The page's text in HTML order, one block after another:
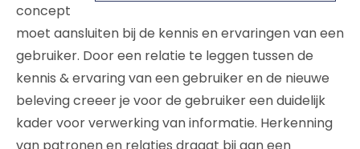
concept
moet aansluiten bij de kennis en ervaringen van een
gebruiker. Door een relatie te leggen tussen de
kennis & ervaring van een gebruiker en de nieuwe
beleving creeer je voor de gebruiker een duidelijk
kader voor verwerking van informatie. Herkenning
van patronen en relaties draagt bij aan een